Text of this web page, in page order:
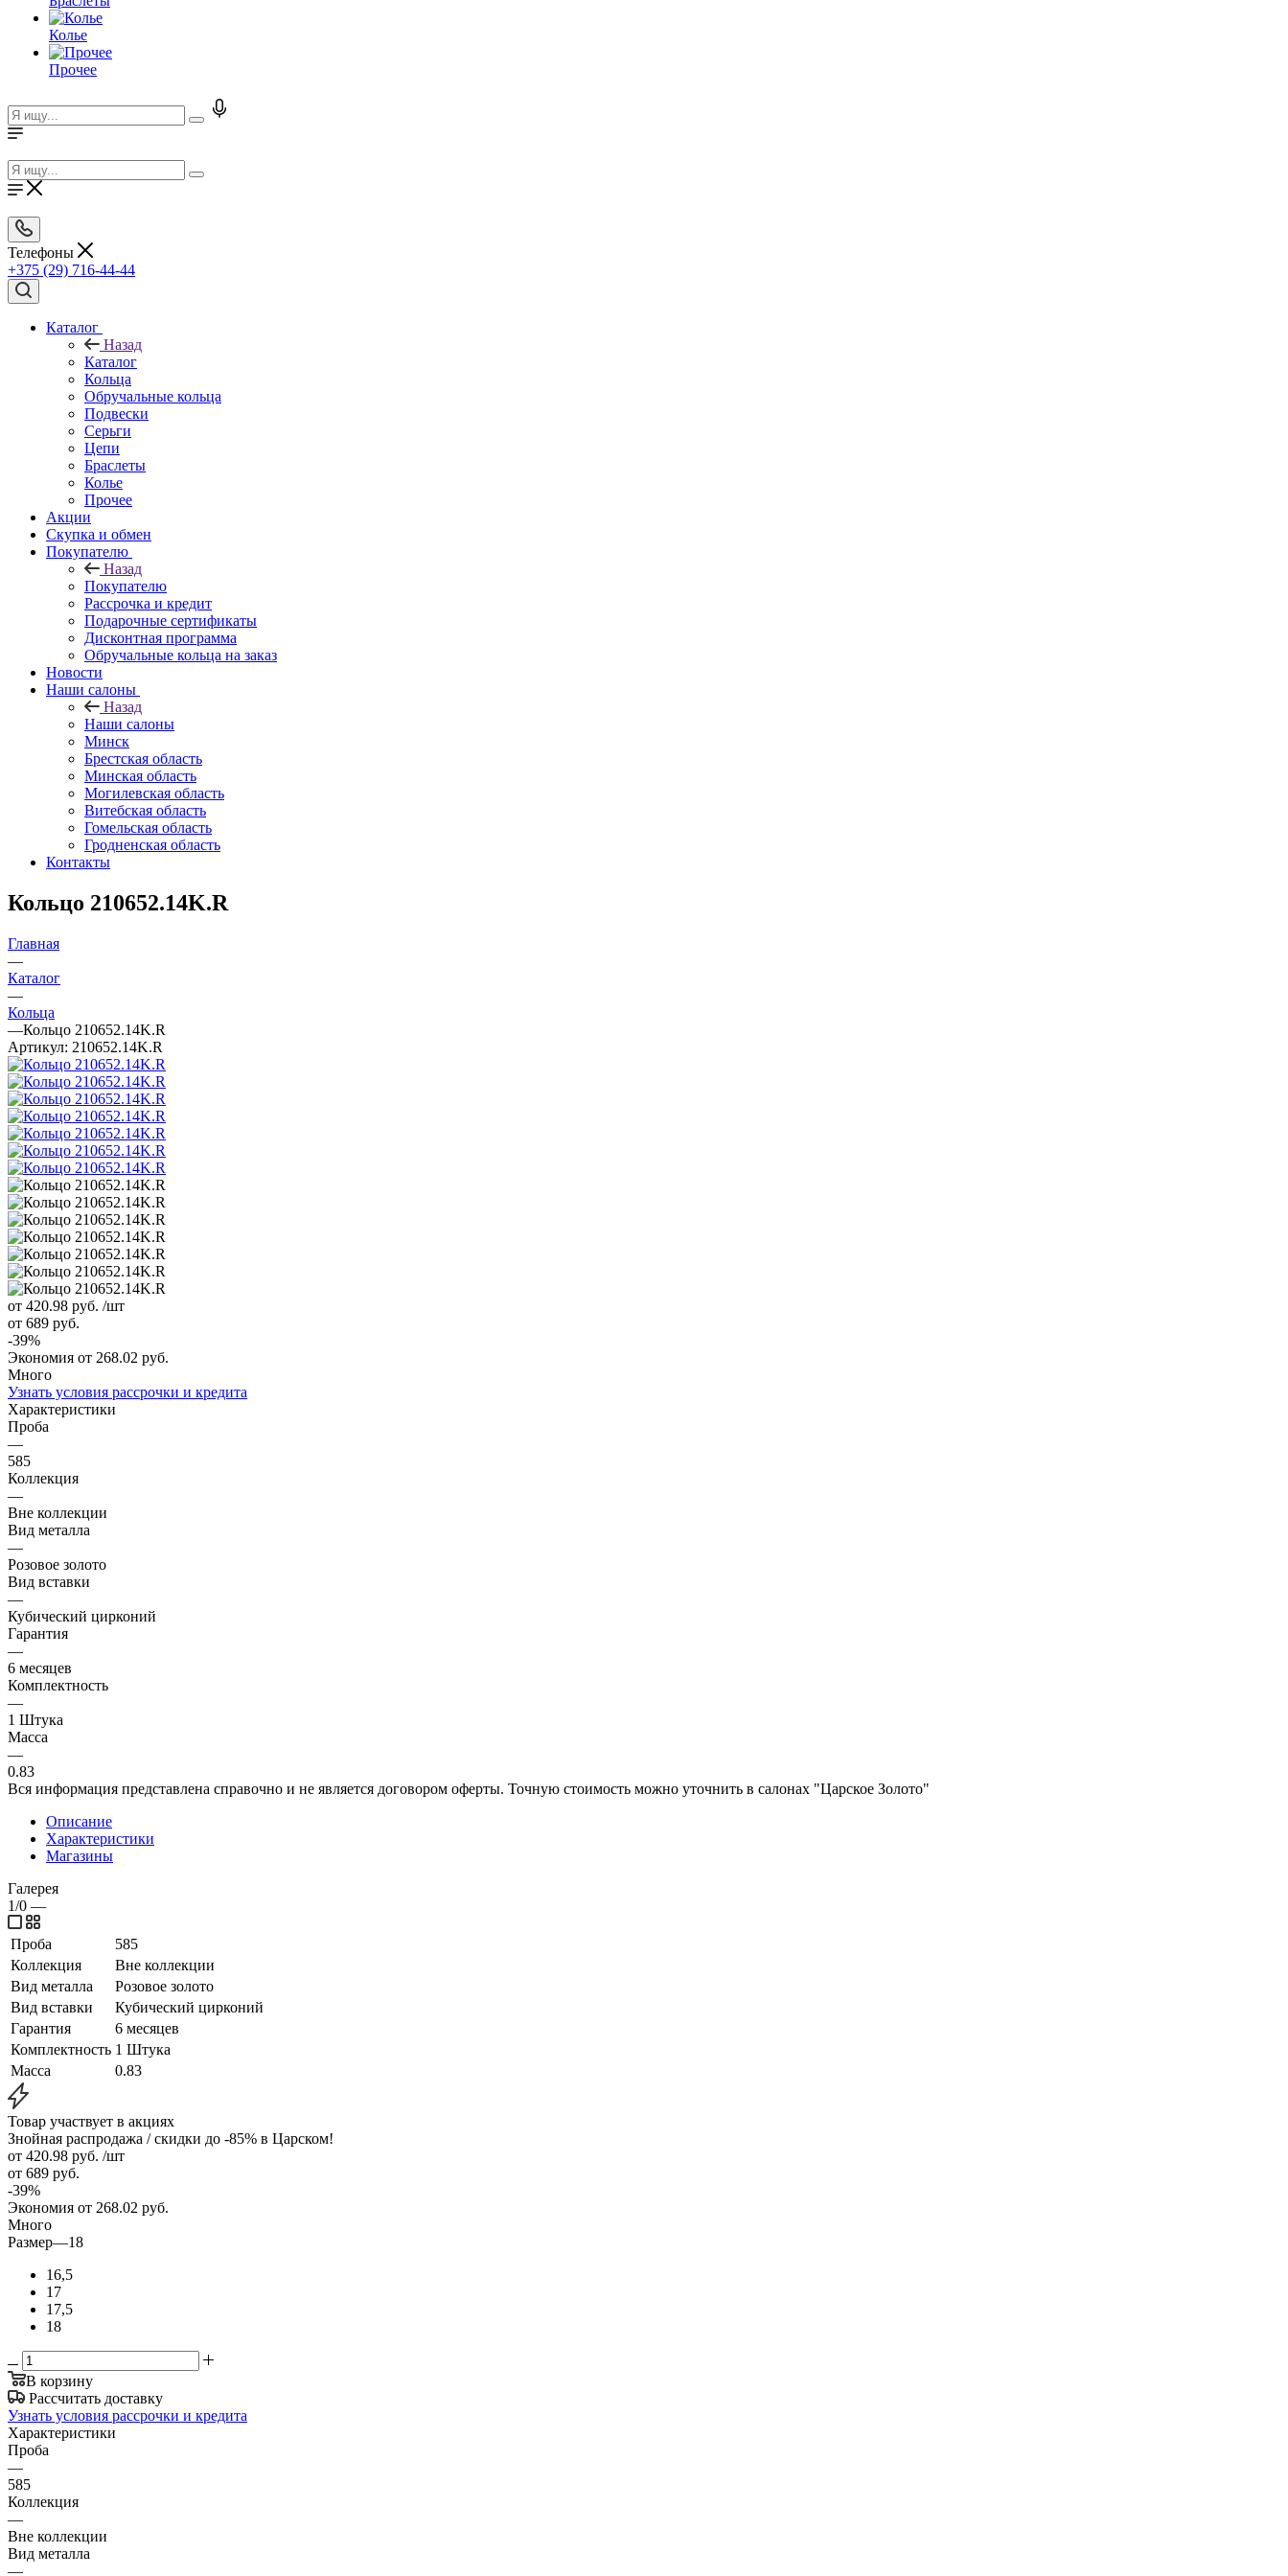
Колье
Прочее
Телефоны
+375 (29) 716-44-44
Каталог
Назад
Каталог
Кольца
Обручальные кольца
Подвески
Серьги
Цепи
Браслеты
Колье
Прочее
Акции
Скупка и обмен
Покупателю
Назад
Покупателю
Рассрочка и кредит
Подарочные сертификаты
Дисконтная программа
Обручальные кольца на заказ
Новости
Наши салоны
Назад
Наши салоны
Минск
Брестская область
Минская область
Могилевская область
Витебская область
Гомельская область
Гродненская область
Контакты
Кольцо 210652.14K.R
Главная
—
Каталог
—
Кольца
—Кольцо 210652.14K.R
Артикул: 210652.14K.R
от 420.98 руб. /шт
от 689 руб.
-39%
Экономия от 268.02 руб.
Много
Узнать условия рассрочки и кредита
Характеристики
Проба
—
585
Коллекция
—
Вне коллекции
Вид металла
—
Розовое золото
Вид вставки
—
Кубический цирконий
Гарантия
—
6 месяцев
Комплектность
—
1 Штука
Масса
—
0.83
Вся информация представлена справочно и не является договором оферты. Точную стоимость можно уточнить в салонах "Царское Золото"
Описание
Характеристики
Магазины
Галерея
1/0 —
Проба
585
Коллекция
Вне коллекции
Вид металла
Розовое золото
Вид вставки
Кубический цирконий
Гарантия
6 месяцев
Комплектность 1 Штука
Масса
0.83
Товар участвует в акциях
Знойная распродажа / скидки до -85% в Царском!
от 420.98 руб. /шт
от 689 руб.
-39%
Экономия от 268.02 руб.
Много
Размер—18
16,5
17
17,5
18
В корзину
Рассчитать доставку
Узнать условия рассрочки и кредита
Характеристики
Проба
—
585
Коллекция
—
Вне коллекции
Вид металла
—